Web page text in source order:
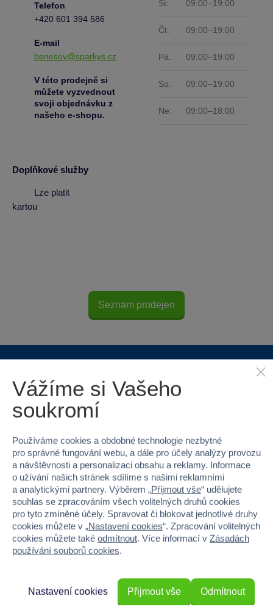
Telefon
+420 601 394 586
E-mail
benesov@sparkys.cz
V této prodejně si
můžete vyzvednout
svoji objednávku z
našeho e-shopu.
St: 09:00–19:00
Čt: 09:00–19:00
Pá: 09:00–19:00
So: 09:00–19:00
Ne: 09:00–18:00
Doplňkové služby
Lze platit
kartou
Seznam prodejen
Proč nakupovat ve Sparkys?
Nejširší sortiment na
trhu
40 kamenných
prodejen v ČR
22 220 výdejních míst
Vážíme si Vašeho
soukromí
Používáme cookies a obdobné technologie nezbytné
pro správné fungování webu, a dále pro účely analýzy provozu
a návštěvnosti a personalizaci obsahu a reklamy. Informace
o užívání našich stránek sdílíme s našimi reklamními
a analytickými partnery. Výběrem „Přijmout vše“ udělujete
souhlas se zpracováním všech volitelných druhů cookies
pro tyto zmíněné účely. Spravovat či blokovat jednotlivé druhy
cookies můžete v „Nastavení cookies“. Zpracování volitelných
cookies můžete také odmítnout. Více informací v Zásadách
používání souborů cookies.
Odmítnout
Nastavení cookies Přijmout vše